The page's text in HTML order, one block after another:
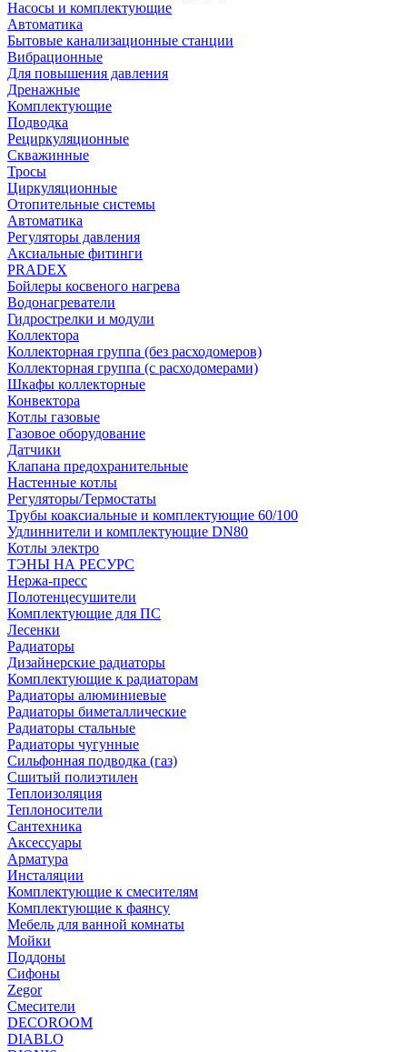
Насосы и комплектующие
Автоматика
Бытовые канализационные станции
Вибрационные
Для повышения давления
Дренажные
Комплектующие
Подводка
Рециркуляционные
Скважинные
Тросы
Циркуляционные
Отопительные системы
Автоматика
Регуляторы давления
Аксиальные фитинги
PRADEX
Бойлеры косвеного нагрева
Водонагреватели
Гидрострелки и модули
Коллектора
Коллекторная группа (без расходомеров)
Коллекторная группа (с расходомерами)
Шкафы коллекторные
Конвектора
Котлы газовые
Газовое оборудование
Датчики
Клапана предохранительные
Настенные котлы
Регуляторы/Термостаты
Трубы коаксиальные и комплектующие 60/100
Удлиннители и комплектующие DN80
Котлы электро
ТЭНЫ НА РЕСУРС
Нержа-пресс
Полотенцесушители
Комплектующие для ПС
Лесенки
Радиаторы
Дизайнерские радиаторы
Комплектующие к радиаторам
Радиаторы алюминиевые
Радиаторы биметаллические
Радиаторы стальные
Радиаторы чугунные
Сильфонная подводка (газ)
Сшитый полиэтилен
Теплоизоляция
Теплоносители
Сантехника
Аксессуары
Арматура
Инсталяции
Комплектующие к смесителям
Комплектующие к фаянсу
Мебель для ванной комнаты
Мойки
Поддоны
Сифоны
Zegor
Смесители
DECOROOM
DIABLO